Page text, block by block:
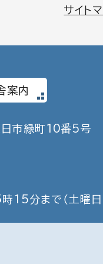
サイト
案内
市緑町10番5号
時15分まで （土曜